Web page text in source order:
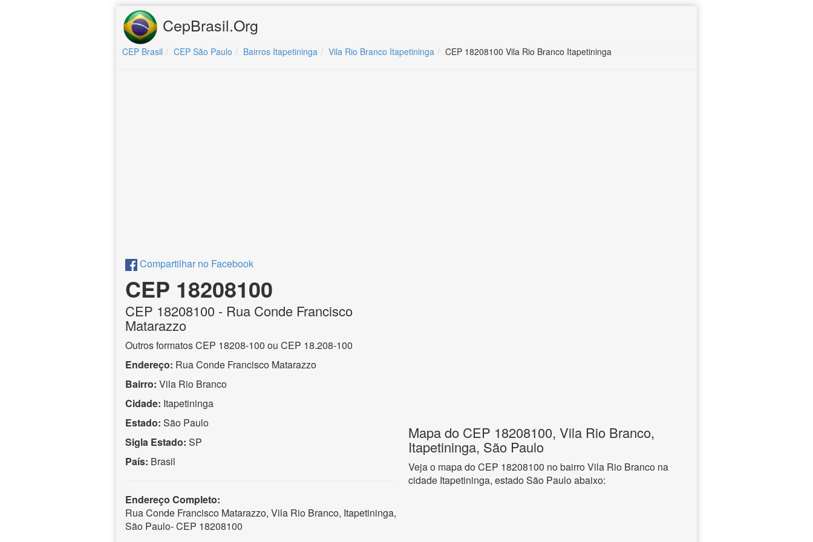
CepBrasil.Org
CEP Brasil CEP São Paulo Bairros Itapetininga Vila Rio Branco Itapetininga CEP 18208100 Vila Rio Branco Itapetininga
Compartilhar no Facebook
CEP 18208100
CEP 18208100 - Rua Conde Francisco
Matarazzo
Outros formatos CEP 18208-100 ou CEP 18.208-100
Endereço: Rua Conde Francisco Matarazzo
Bairro: Vila Rio Branco
Cidade: Itapetininga
Estado: São Paulo
Sigla Estado: SP
País: Brasil
Endereço Completo:
Rua Conde Francisco Matarazzo, Vila Rio Branco, Itapetininga,
São Paulo- CEP 18208100
Mapa do CEP 18208100, Vila Rio Branco,
Itapetininga, São Paulo
Veja o mapa do CEP 18208100 no bairro Vila Rio Branco na
cidade Itapetininga, estado São Paulo abaixo: